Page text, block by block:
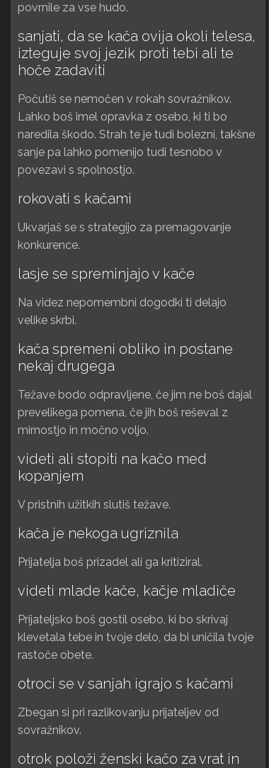
povrnile za vse hudo.
sanjati, da se kača ovija okoli telesa,
izteguje svoj jezik proti tebi ali te
hoče zadaviti
Počutiš se nemočen v rokah sovražnikov.
Lahko boš imel opravka z osebo, ki ti bo
naredila škodo. Strah te je tudi bolezni, takšne
sanje pa lahko pomenijo tudi tesnobo v
povezavi s spolnostjo.
rokovati s kačami
Ukvarjaš se s strategijo za premagovanje
konkurence.
lasje se spreminjajo v kače
Na videz nepomembni dogodki ti delajo
velike skrbi.
kača spremeni obliko in postane
nekaj drugega
Težave bodo odpravljene, če jim ne boš dajal
prevelikega pomena, če jih boš reševal z
mirnostjo in močno voljo.
videti ali stopiti na kačo med
kopanjem
V pristnih užitkih slutiš težave.
kača je nekoga ugriznila
Prijatelja boš prizadel ali ga kritiziral.
videti mlade kače, kačje mladiče
Prijateljsko boš gostil osebo, ki bo skrivaj
klevetala tebe in tvoje delo, da bi uničila tvoje
rastoče obete.
otroci se v sanjah igrajo s kačami
Zbegan si pri razlikovanju prijateljev od
sovražnikov.
otrok položi ženski kačo za vrat in